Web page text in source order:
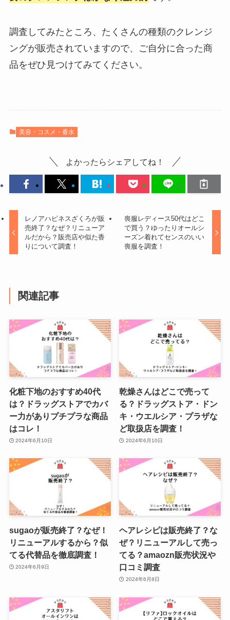
調査してみたところ、たくさんの種類のクレンジ
ングが販売されていますので、ご自分に合った商
品をぜひ見つけてみてください。
美容・コスメ・香水
よかったらシェアしてね！
レノアハピネスざくろが販
売終了？なぜ？リニューア
ルだから？販売店や似た香
りについて調査！
喪服レディース50代はどこ
で買う？ゆったりオールシ
ーズン着れてセンスのいい
喪服を調査！
関連記事
化粧下地のおすすめ40代
は？ドラッグストアでカバ
ー力がありプチプラな商品
はコレ！
2024年6月10日
乾燥さんはどこで売って
る？ドラッグストア・ドン
キ・ウエルシア・プラザな
ど取扱店を調査！
2024年6月10日
sugaoが販売終了？なぜ！
リニューアルするから？似
てる代替品を徹底調査！
2024年6月9日
ヘアレシピは販売終了？な
ぜ？リニューアルして売っ
てる？amaozn販売状況や
口コミ調査
2024年6月8日